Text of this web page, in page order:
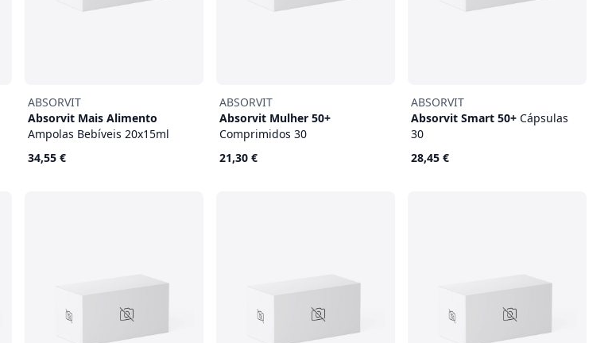
ABSORVIT
Absorvit Mais Alimento
Ampolas Bebíveis 20x15ml
34,55 €
ABSORVIT
Absorvit Mulher 50+
Comprimidos 30
21,30 €
ABSORVIT
Absorvit Smart 50+ Cápsulas
30
28,45 €